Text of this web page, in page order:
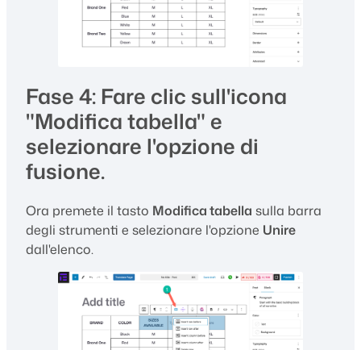
Fase 4: Fare clic sull'icona
"Modifica tabella" e
selezionare l'opzione di
fusione.
Ora premete il tasto Modifica tabella sulla barra
degli strumenti e selezionare l'opzione Unire
dall'elenco.